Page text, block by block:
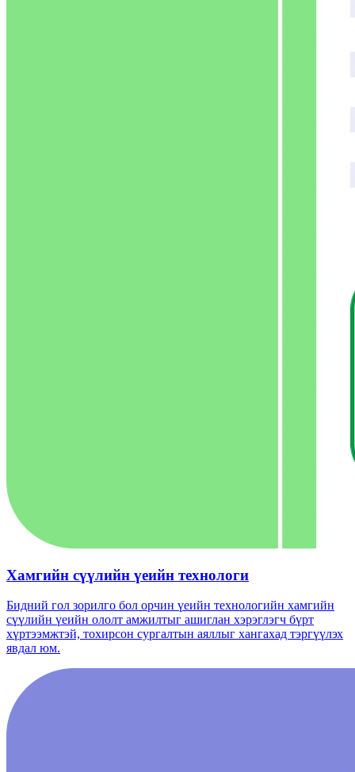
Хамгийн сүүлийн үеийн технологи
Бидний гол зорилго бол орчин үеийн технологийн хамгийн
сүүлийн үеийн ололт амжилтыг ашиглан хэрэглэгч бүрт
хүртээмжтэй, тохирсон сургалтын аяллыг хангахад тэргүүлэх
явдал юм.